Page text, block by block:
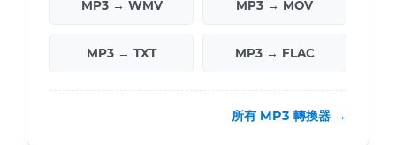
MP3 → WMV MP3 → MOV
MP3 → TXT MP3 → FLAC
所有 MP3 轉換器 →